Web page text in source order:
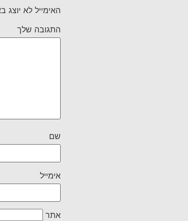
האימייל לא יוצג
התגובה שלך
שם
אימייל
אתר